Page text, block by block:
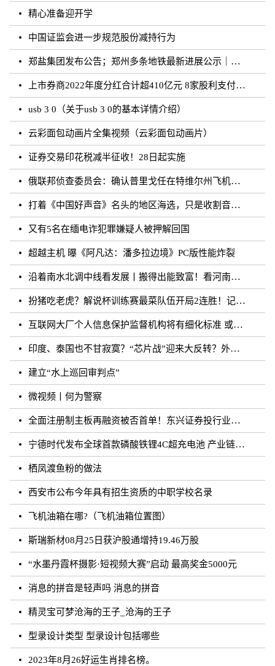
精心准备迎开学
中国证监会进一步规范股份减持行为
郑盐集团发布公告；郑州多条地铁最新进展公示｜河南你早
上市券商2022年度分红合计超410亿元 8家股利支付率超50%
usb 3 0（关于usb 3 0的基本详情介绍）
云彩面包动画片全集视频（云彩面包动画片）
证券交易印花税减半征收！28日起实施
俄联邦侦查委员会：确认普里戈任在特维尔州飞机失事事件中遇难
打着《中国好声音》名头的地区海选，只是收割音乐梦想的圈钱游戏？
又有5名在缅电诈犯罪嫌疑人被押解回国
超越主机 曝《阿凡达：潘多拉边境》PC版性能炸裂
沿着南水北调中线看发展丨搬得出能致富！看河南各地“移民村”如何变身“宜民村”
扮猪吃老虎？解说杯训练赛最菜队伍开局2连胜！记得躺枪
互联网大厂个人信息保护监督机构将有细化标准 或须六个月内完成组建
印度、泰国也不甘寂寞？“芯片战”迎来大反转？外媒：风云再起
建立“水上巡回审判点”
微视频丨何为警察
全面注册制主板再融资被否首单！东兴证券投行业务再遭打击
宁德时代发布全球首款磷酸铁锂4C超充电池 产业链上市公司相继规划和布局
栖凤渡鱼粉的做法
西安市公布今年具有招生资质的中职学校名录
飞机油箱在哪?（飞机油箱位置图）
斯瑞新材08月25日获沪股通增持19.46万股
“水墨丹霞杯摄影·短视频大赛”启动 最高奖金5000元
消息的拼音是轻声吗 消息的拼音
精灵宝可梦沧海的王子_沧海的王子
型录设计类型 型录设计包括哪些
2023年8月26好运生肖排名榜。